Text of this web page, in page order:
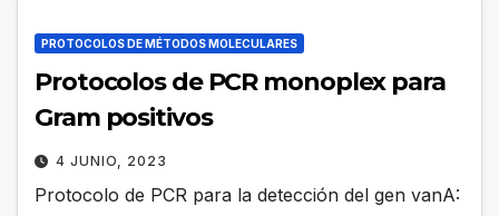
PROTOCOLOS DE MÉTODOS MOLECULARES
Protocolos de PCR monoplex para
Gram positivos
4 JUNIO, 2023
Protocolo de PCR para la detección del gen vanA: